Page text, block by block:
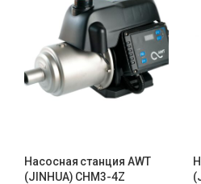
Насосная станция AWT
(JINHUA) CHM3-4Z